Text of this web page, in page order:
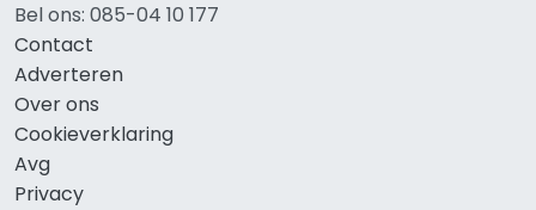
Bel ons: 085-04 10 177
Contact
Adverteren
Over ons
Cookieverklaring
Avg
Privacy